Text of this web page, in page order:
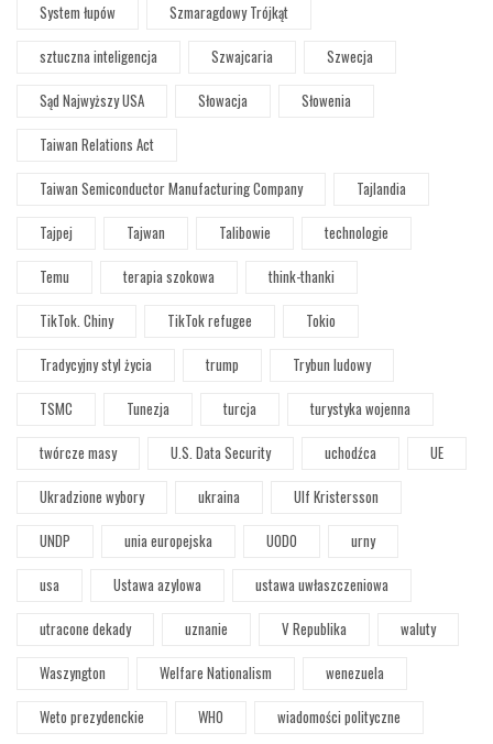
System łupów
Szmaragdowy Trójkąt
sztuczna inteligencja
Szwajcaria
Szwecja
Sąd Najwyższy USA
Słowacja
Słowenia
Taiwan Relations Act
Taiwan Semiconductor Manufacturing Company
Tajlandia
Tajpej
Tajwan Talibowie
technologie
Temu
terapia szokowa
think-thanki
TikTok. Chiny
TikTok refugee
Tokio
Tradycyjny styl życia
trump
Trybun ludowy
TSMC
Tunezja turcja
turystyka wojenna
twórcze masy
U.S. Data Security uchodźca
UE
Ukradzione wybory
ukraina
Ulf Kristersson
UNDP
unia europejska UODO
urny
usa
Ustawa azylowa
ustawa uwłaszczeniowa
utracone dekady
uznanie V Republika
waluty
Waszyngton
Welfare Nationalism
wenezuela
Weto prezydenckie
WHO
wiadomości polityczne